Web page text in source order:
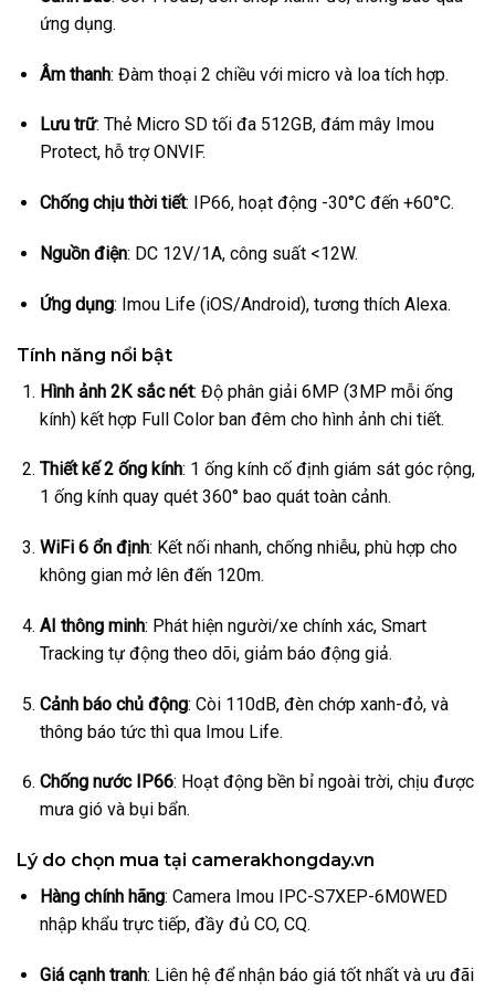
ứng dụng.
Âm thanh: Đàm thoại 2 chiều với micro và loa tích hợp.
Lưu trữ: Thẻ Micro SD tối đa 512GB, đám mây Imou
Protect, hỗ trợ ONVIF.
Chống chịu thời tiết: IP66, hoạt động -30°C đến +60°C.
Nguồn điện: DC 12V/1A, công suất <12W.
Ứng dụng: Imou Life (iOS/Android), tương thích Alexa.
Tính năng nổi bật
Hình ảnh 2K sắc nét: Độ phân giải 6MP (3MP mỗi ống
kính) kết hợp Full Color ban đêm cho hình ảnh chi tiết.
Thiết kế 2 ống kính: 1 ống kính cố định giám sát góc rộng,
1 ống kính quay quét 360° bao quát toàn cảnh.
WiFi 6 ổn định: Kết nối nhanh, chống nhiễu, phù hợp cho
không gian mở lên đến 120m.
AI thông minh: Phát hiện người/xe chính xác, Smart
Tracking tự động theo dõi, giảm báo động giả.
Cảnh báo chủ động: Còi 110dB, đèn chớp xanh-đỏ, và
thông báo tức thì qua Imou Life.
Chống nước IP66: Hoạt động bền bỉ ngoài trời, chịu được
mưa gió và bụi bẩn.
Lý do chọn mua tại camerakhongday.vn
Hàng chính hãng: Camera Imou IPC-S7XEP-6M0WED
nhập khẩu trực tiếp, đầy đủ CO, CQ.
Giá cạnh tranh: Liên hệ để nhận báo giá tốt nhất và ưu đãi